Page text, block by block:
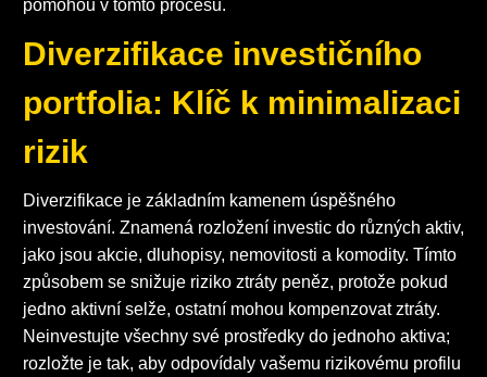
pomohou v tomto procesu.
Diverzifikace investičního
portfolia: Klíč k minimalizaci
rizik
Diverzifikace je základním kamenem úspěšného
investování. Znamená rozložení investic do různých aktiv,
jako jsou akcie, dluhopisy, nemovitosti a komodity. Tímto
způsobem se snižuje riziko ztráty peněz, protože pokud
jedno aktivní selže, ostatní mohou kompenzovat ztráty.
Neinvestujte všechny své prostředky do jednoho aktiva;
rozložte je tak, aby odpovídaly vašemu rizikovému profilu